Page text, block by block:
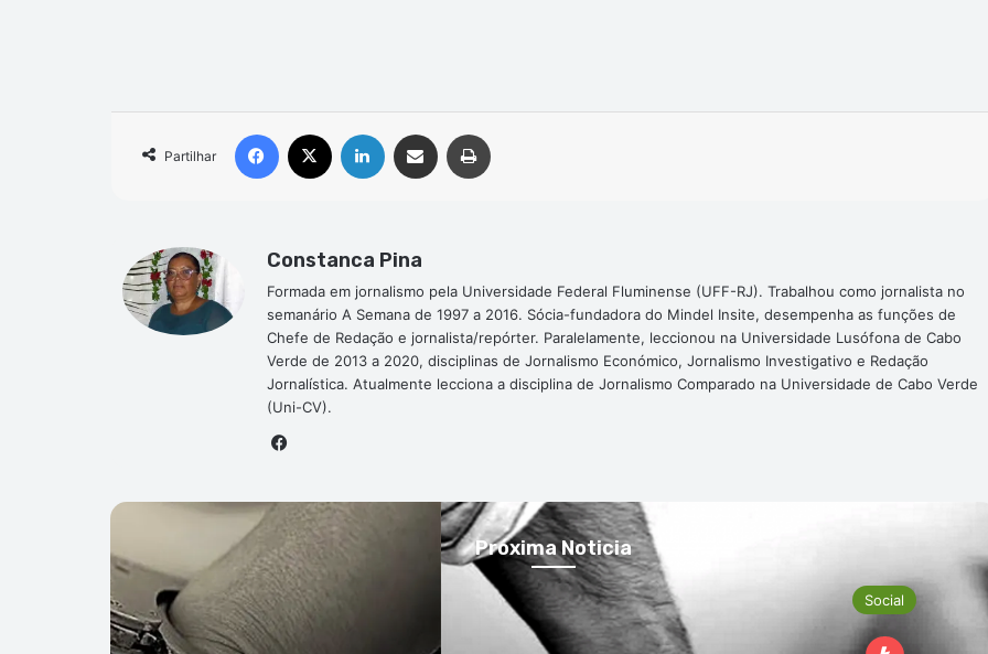
Partilhar
Facebook Linkedin Compartilhar via e-mail
Constanca Pina
Formada em jornalismo pela Universidade Federal Fluminense (UFF-RJ). Trabalhou como jornalista no
semanário A Semana de 1997 a 2016. Sócia-fundadora do Mindel Insite, desempenha as funções de
Chefe de Redação e jornalista/repórter. Paralelamente, leccionou na Universidade Lusófona de Cabo
Verde de 2013 a 2020, disciplinas de Jornalismo Económico, Jornalismo Investigativo e Redação
Jornalística. Atualmente lecciona a disciplina de Jornalismo Comparado na Universidade de Cabo Verde
(Uni-CV).
Próxima Noticia